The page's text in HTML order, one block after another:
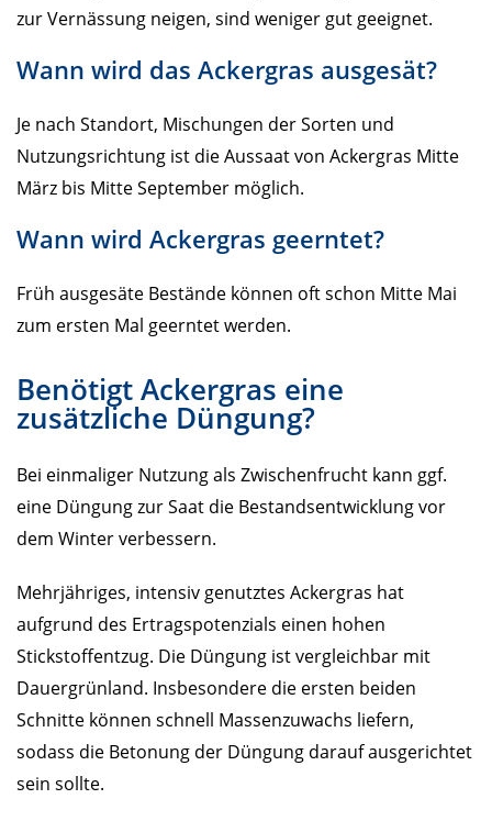
zur Vernässung neigen, sind weniger gut geeignet.
Wann wird das Ackergras ausgesät?
Je nach Standort, Mischungen der Sorten und
Nutzungsrichtung ist die Aussaat von Ackergras Mitte
März bis Mitte September möglich.
Wann wird Ackergras geerntet?
Früh ausgesäte Bestände können oft schon Mitte Mai
zum ersten Mal geerntet werden.
Benötigt Ackergras eine
zusätzliche Düngung?
Bei einmaliger Nutzung als Zwischenfrucht kann ggf.
eine Düngung zur Saat die Bestandsentwicklung vor
dem Winter verbessern.
Mehrjähriges, intensiv genutztes Ackergras hat
aufgrund des Ertragspotenzials einen hohen
Stickstoffentzug. Die Düngung ist vergleichbar mit
Dauergrünland. Insbesondere die ersten beiden
Schnitte können schnell Massenzuwachs liefern,
sodass die Betonung der Düngung darauf ausgerichtet
sein sollte.